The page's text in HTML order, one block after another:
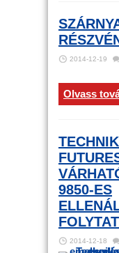
2014-12-19
Olvass
9850-ES
2014-12-18